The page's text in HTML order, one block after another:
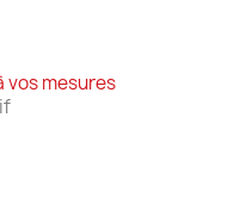
vos mesures